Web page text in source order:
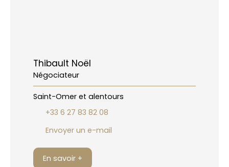
Thibault Noël
Négociateur
Saint-Omer et alentours
+33 6 27 83 82 08
Envoyer un e-mail
En savoir +